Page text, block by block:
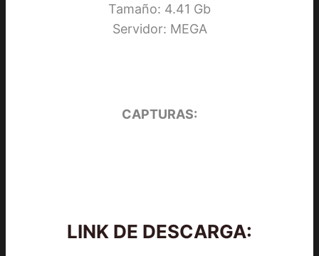
Tamaño: 4.41 Gb
Servidor: MEGA
CAPTURAS:
LINK DE DESCARGA: